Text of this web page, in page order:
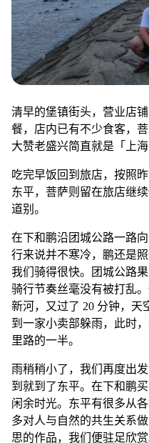
餐，店内已有不少食客，
大赞老盛兴简直就是「上
吃完早饭回到旅店，按照
东平，菩萨则留在旅店继
在下和鹏沿团城公路一路
行来说并不寒冷，鹏还是
骑行节奏丝毫没有被打乱
新河，又过了 20 分钟，天
到一家小卖部躲雨，此时
里路的一半。
雨稍稍小了，我们再度出
到就到了东平。在下和鹏
闲余时光。东平有很多从
多对人与自然的共生关系
思的作品，我们便驻足欣
鹏低着头走路，竟然在脚
摘了拿回去吃，在下觉得
人吃菌子中毒，出现了多
鹏更是想吃。好在鹏当时
怕是在劫难逃。